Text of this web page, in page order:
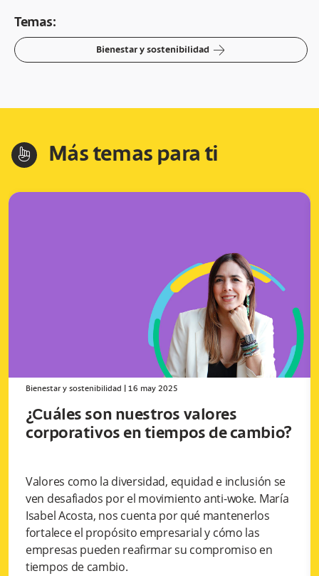
Temas:
Bienestar y sostenibilidad arrow-right
hand-index Más temas para ti
Bienestar y sostenibilidad 16 may 2025
¿Cuáles son nuestros valores
corporativos en tiempos de cambio?
Valores como la diversidad, equidad e inclusión se
ven desafiados por el movimiento anti-woke. María
Isabel Acosta, nos cuenta por qué mantenerlos
fortalece el propósito empresarial y cómo las
empresas pueden reafirmar su compromiso en
tiempos de cambio.